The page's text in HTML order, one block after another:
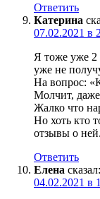
Ответить
Катерина
07.02.2021 в
Я тоже уже 2
уже не
На вопрос:
Молчит, даже
Жалко что
Но хоть кто
отзывы о ней.
Ответить
Елена сказал:
04.02.2021 в